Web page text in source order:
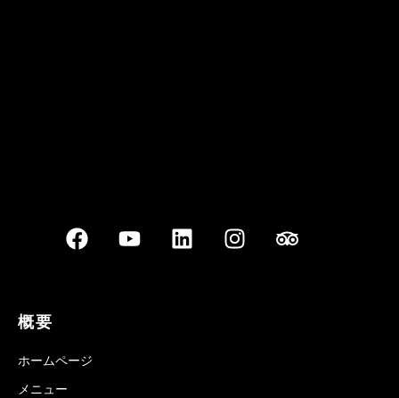
概要
ホームページ
メニュー